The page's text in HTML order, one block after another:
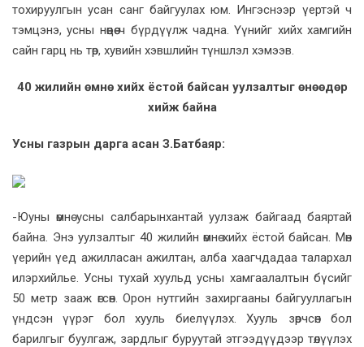
тохируулгын усан санг байгуулах юм. Ингэснээр үертэй ч
тэмцэнэ, усны нөөцөө ч бүрдүүлж чадна. Үүнийг хийх хамгийн
сайн гарц нь төр, хувийн хэвшлийн түншлэл хэмээв.
40 жилийн өмнө хийх ёстой байсан уулзалтыг өнөөдөр
хийж байна
Усны газрын дарга асан З.Батбаяр:
-Юуны өмнө усны салбарынхантай уулзаж байгаад баяртай
байна. Энэ уулзалтыг 40 жилийн өмнө хийх ёстой байсан. Мөн
үерийн үед ажилласан ажилтан, алба хаагчдадаа талархал
илэрхийлье. Усны тухай хуульд усны хамгаалалтын бүсийг
50 метр зааж өгсөн. Орон нутгийн захиргааны байгууллагын
үндсэн үүрэг бол хууль биелүүлэх. Хууль зөрчсөн бол
барилгыг буулгаж, зардлыг буруутай этгээдүүдээр төлүүлэх